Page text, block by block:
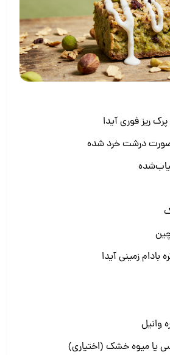
بادام زمینی آیدا
یا میوه خشک (اختیاری)